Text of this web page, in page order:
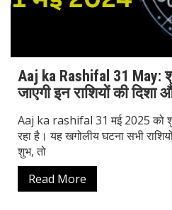
Aaj ka Rashifal 31 May:
जाएगी इन राशियों की दिशा
Aaj ka rashifal 31 मई 2025 को
रहा है। यह खगोलीय घटना सभी
शुभ, तो
Read More